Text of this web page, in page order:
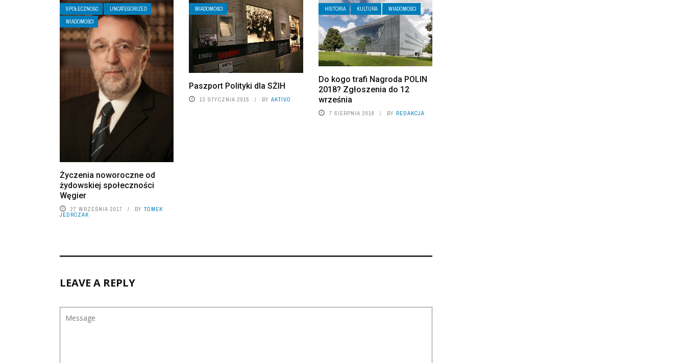
SPOŁECZNOŚĆ
UNCATEGORIZED
WIADOMOŚCI
Życzenia noworoczne od
żydowskiej społeczności
Węgier
27 WRZEŚNIA 2017 BY TOMEK
JEDRCZAK
WIADOMOŚCI
Paszport Polityki dla SŻIH
13 STYCZNIA 2015 BYAKTIVO
HISTORIA KULTURA WIADOMOŚCI
Do kogo trafi Nagroda POLIN
2018? Zgłoszenia do 12
września
7 SIERPNIA 2018 BY REDAKCJA
LEAVE A REPLY